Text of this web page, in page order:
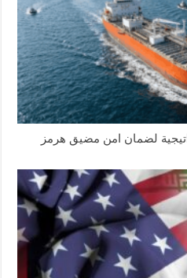
لضمان امن مضيق هرمز